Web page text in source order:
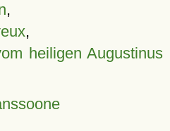
,
,
heiligen Augustinus